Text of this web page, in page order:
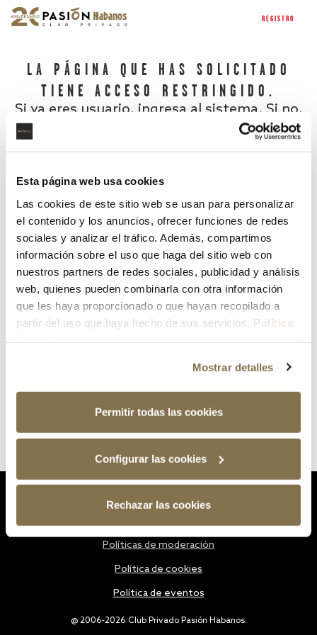
Esta página web usa cookies
Las cookies de este sitio web se usan para personalizar
el contenido y los anuncios, ofrecer funciones de redes
sociales y analizar el tráfico. Además, compartimos
información sobre el uso que haga del sitio web con
nuestros partners de redes sociales, publicidad y análisis
web, quienes pueden combinarla con otra información
que les haya proporcionado o que hayan recopilado a
partir del uso que haya hecho de sus servicios. Política
Mostrar detalles
Permitir todas las cookies
Configurar las cookies
Rechazar las cookies
REGISTRO
LA PÁGINA QUE HAS SOLICITADO
TIENE ACCESO RESTRINGIDO.
Si ya eres usuario, ingresa al sistema. Si no,
¿Has olvidado tu contraseña?
@ 2006-2026 Club Privado Pasión Habanos.
Políticas de moderación
Política de cookies
Política de eventos